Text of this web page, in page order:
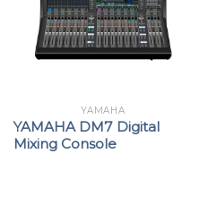
YAMAHA
YAMAHA DM7 Digital
Mixing Console